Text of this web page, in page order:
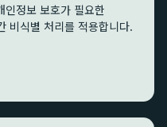
정보 보호가 필요한
비식별 처리를 적용합니다.